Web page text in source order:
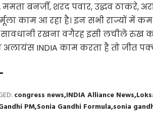
ममता बनर्जी, शरद पवार, उद्धव
काम आ रहा है। इन सभी राज्यों में
रखना वगैरह इसी लचीले रुख
INDIA काम करता है तो जीत
congress news INDIA Alliance News
PM Sonia Gandhi Formula sonia